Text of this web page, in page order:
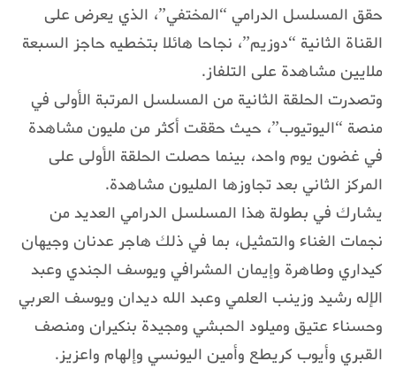
حقق المسلسل الدرامي “المختفي”، الذي يعرض على
القناة الثانية “دوزيم”، نجاحا هائلا بتخطيه حاجز السبعة
ملايين مشاهدة على التلفاز.
وتصدرت الحلقة الثانية من المسلسل المرتبة الأولى في
منصة “اليوتيوب”، حيث حققت أكثر من مليون مشاهدة
في غضون يوم واحد، بينما حصلت الحلقة الأولى على
المركز الثاني بعد تجاوزها المليون مشاهدة.
يشارك في بطولة هذا المسلسل الدرامي العديد من
نجمات الغناء والتمثيل، بما في ذلك هاجر عدنان وجيهان
كيداري وطاهرة وإيمان المشرافي ويوسف الجندي وعبد
الإله رشيد وزينب العلمي وعبد الله ديدان ويوسف العربي
وحسناء عتيق وميلود الحبشي ومجيدة بنكيران ومنصف
القبري وأيوب كريطع وأمين اليونسي وإلهام واعزيز.